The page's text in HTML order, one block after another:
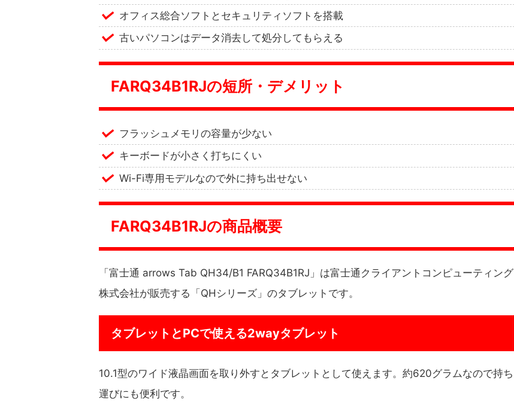
オフィス総合ソフトとセキュリティソフトを搭載
古いパソコンはデータ消去して処分してもらえる
FARQ34B1RJの短所・デメリット
フラッシュメモリの容量が少ない
キーボードが小さく打ちにくい
Wi-Fi専用モデルなので外に持ち出せない
FARQ34B1RJの商品概要
「富士通 arrows Tab QH34/B1 FARQ34B1RJ」は富士通クライアントコンピューティング
株式会社が販売する「QHシリーズ」のタブレットです。
タブレットとPCで使える2wayタブレット
10.1型のワイド液晶画面を取り外すとタブレットとして使えます。約620グラムなので持ち
運びにも便利です。